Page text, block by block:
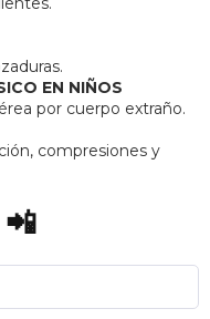
EN NIÑOS
por cuerpo extraño.
compresiones y